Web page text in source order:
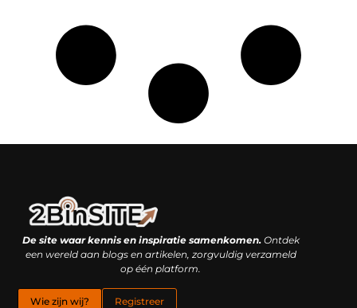
De site waar kennis en inspiratie samenkomen.Ontdek
een wereld aan blogs en artikelen, zorgvuldig verzameld
op één platform.
Wie zijn wij? Registreer